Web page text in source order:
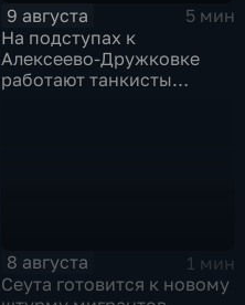
9 августа
5 мин
На подступах к
Алексеево-Дружковке
работают танкисты
8 августа
1 мин
Сеута готовится к новому